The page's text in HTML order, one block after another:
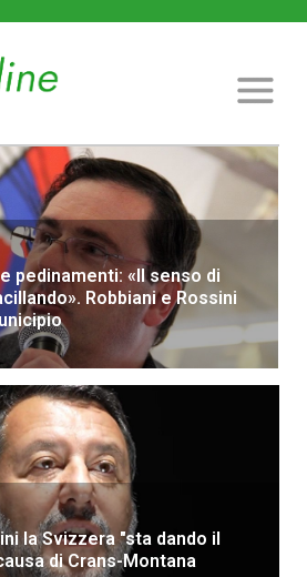
pedinamenti: «Il senso di
Robbiani e Rossini
la Svizzera "sta dando il
di Crans-Montana